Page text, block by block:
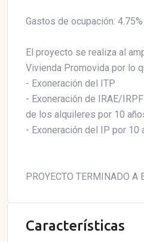
Gastos de ocupación: 4.75%
El proyecto se realiza al
Vivienda Promovida por lo
- Exoneración del ITP
- Exoneración de IRAE/
de los alquileres por 10
- Exoneración del IP por 10
PROYECTO TERMINADO A
Características